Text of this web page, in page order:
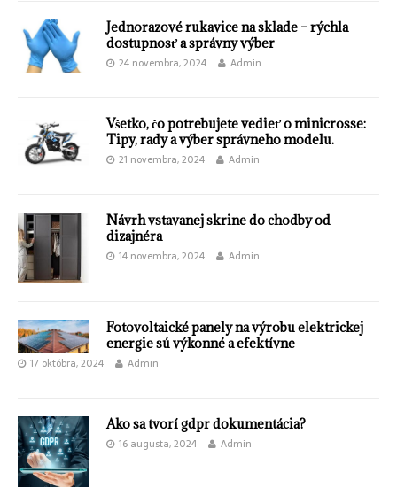
Jednorazové rukavice na sklade – rýchla
dostupnosť a správny výber
24 novembra, 2024 Admin
Všetko, čo potrebujete vedieť o minicrosse:
Tipy, rady a výber správneho modelu.
21 novembra, 2024 Admin
Návrh vstavanej skrine do chodby od
dizajnéra
14 novembra, 2024 Admin
Fotovoltaické panely na výrobu elektrickej
energie sú výkonné a efektívne
17 októbra, 2024 Admin
Ako sa tvorí gdpr dokumentácia?
16 augusta, 2024 Admin